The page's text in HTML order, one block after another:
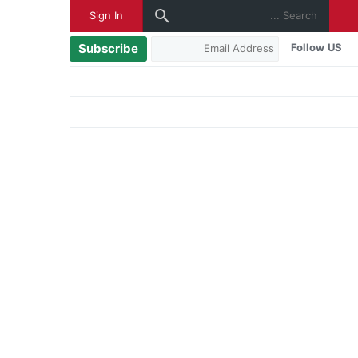
Sign In
Follow US
Subscribe